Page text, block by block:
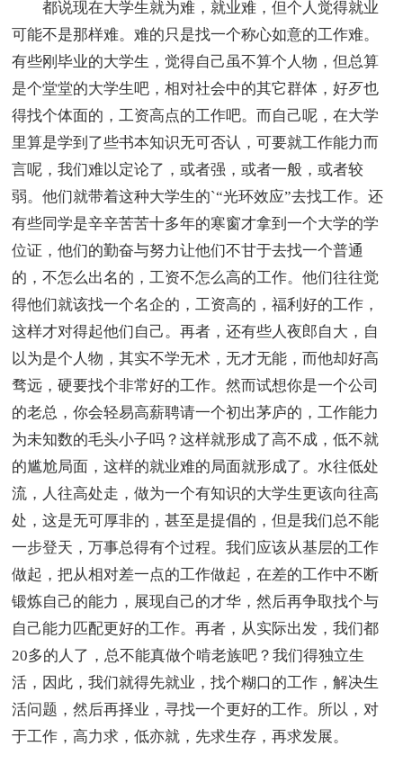
都说现在大学生就为难，就业难，但个人觉得就业
可能不是那样难。难的只是找一个称心如意的工作难。
有些刚毕业的大学生，觉得自己虽不算个人物，但总算
是个堂堂的大学生吧，相对社会中的其它群体，好歹也
得找个体面的，工资高点的工作吧。而自己呢，在大学
里算是学到了些书本知识无可否认，可要就工作能力而
言呢，我们难以定论了，或者强，或者一般，或者较
弱。他们就带着这种大学生的`“光环效应”去找工作。还
有些同学是辛辛苦苦十多年的寒窗才拿到一个大学的学
位证，他们的勤奋与努力让他们不甘于去找一个普通
的，不怎么出名的，工资不怎么高的工作。他们往往觉
得他们就该找一个名企的，工资高的，福利好的工作，
这样才对得起他们自己。再者，还有些人夜郎自大，自
以为是个人物，其实不学无术，无才无能，而他却好高
骛远，硬要找个非常好的工作。然而试想你是一个公司
的老总，你会轻易高薪聘请一个初出茅庐的，工作能力
为未知数的毛头小子吗？这样就形成了高不成，低不就
的尴尬局面，这样的就业难的局面就形成了。水往低处
流，人往高处走，做为一个有知识的大学生更该向往高
处，这是无可厚非的，甚至是提倡的，但是我们总不能
一步登天，万事总得有个过程。我们应该从基层的工作
做起，把从相对差一点的工作做起，在差的工作中不断
锻炼自己的能力，展现自己的才华，然后再争取找个与
自己能力匹配更好的工作。再者，从实际出发，我们都
20多的人了，总不能真做个啃老族吧？我们得独立生
活，因此，我们就得先就业，找个糊口的工作，解决生
活问题，然后再择业，寻找一个更好的工作。所以，对
于工作，高力求，低亦就，先求生存，再求发展。